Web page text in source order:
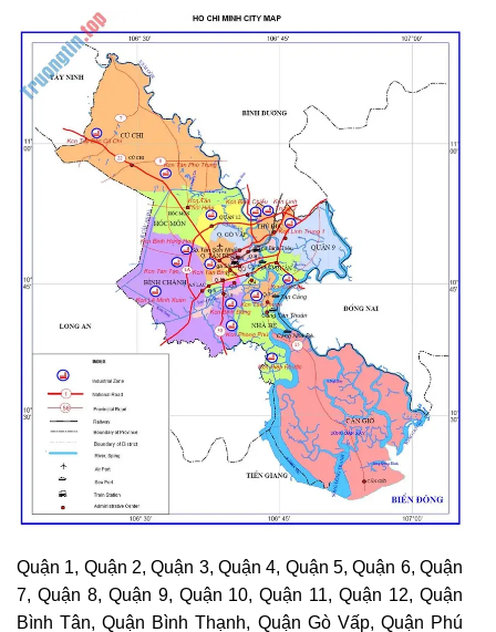
Quận 1, Quận 2, Quận 3, Quận 4, Quận 5, Quận 6, Quận
7, Quận 8, Quận 9, Quận 10, Quận 11, Quận 12, Quận
Bình Tân, Quận Bình Thạnh, Quận Gò Vấp, Quận Phú